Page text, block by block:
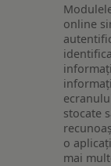
online
stocate
o
mai